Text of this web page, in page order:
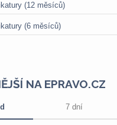
(12 měsíců)
(6 měsíců)
NA EPRAVO.CZ
7 dní